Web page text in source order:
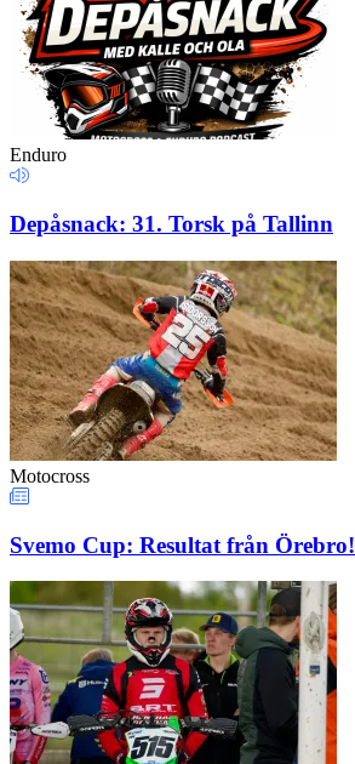
Enduro
Depåsnack: 31. Torsk på Tallinn
Motocross
Svemo Cup: Resultat från Örebro!